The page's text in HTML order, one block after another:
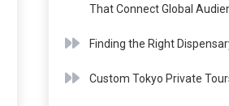
That Connect Global
Finding the Right
Custom Tokyo Private